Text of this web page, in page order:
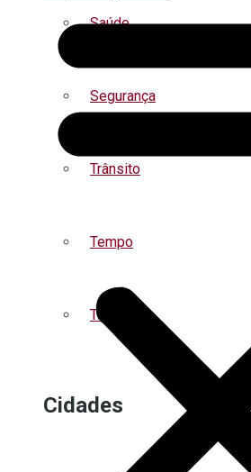
Saúde
Segurança
Trânsito
Tempo
Turismo
Cidades